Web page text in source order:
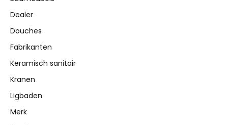
Dealer
Douches
Fabrikanten
Keramisch sanitair
Kranen
Ligbaden
Merk